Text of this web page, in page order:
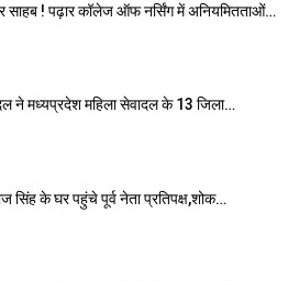
! पढ़ार कॉलेज ऑफ नर्सिंग में अनियमितताओं…
ने मध्यप्रदेश महिला सेवादल के 13 जिला…
सिंह के घर पहुंचे पूर्व नेता प्रतिपक्ष,शोक…